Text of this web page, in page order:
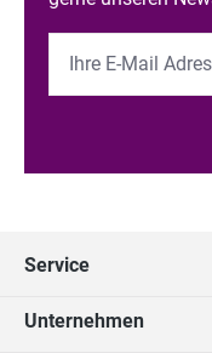
Service
Unternehmen